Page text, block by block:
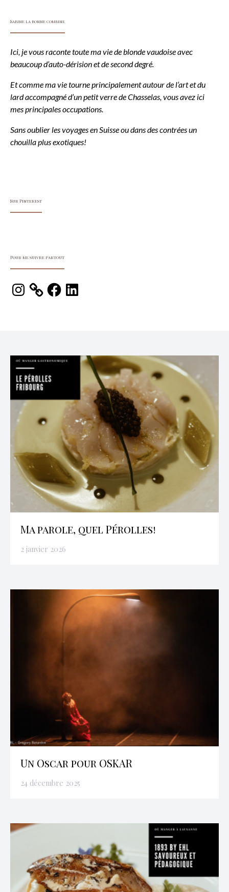
Sabine la bonne combine
Ici, je vous raconte toute ma vie de blonde vaudoise avec
beaucoup d’auto-dérision et de second degré.
Et comme ma vie tourne principalement autour de l’art et du
lard accompagné d’un petit verre de Chasselas, vous avez ici
mes principales occupations.
Sans oublier les voyages en Suisse ou dans des contrées un
chouilla plus exotiques!
Sur Pinterest
Pour me suivre partout
Instagram FacebookLinkedIn
Ma parole, quel Pérolles!
2 janvier 2026
Un Oscar pour OSKAR
24 décembre 2025